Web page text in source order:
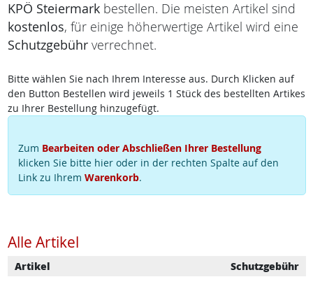
KPÖ Steiermarkbestellen. Die meisten Artikel sind
kostenlos, für einige höherwertige Artikel wird eine
Schutzgebührverrechnet.
Bitte wählen Sie nach Ihrem Interesse aus. Durch Klicken auf
den Button Bestellen wird jeweils 1 Stück des bestellten Artikes
zu Ihrer Bestellung hinzugefügt.
Zum Bearbeiten oder Abschließen Ihrer Bestellung
klicken Sie bitte hier oder in der rechten Spalte auf den
Link zu Ihrem Warenkorb.
Alle Artikel
Artikel Schutzgebühr